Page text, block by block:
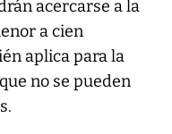
acercarse a la
a cien
aplica para la
no se pueden